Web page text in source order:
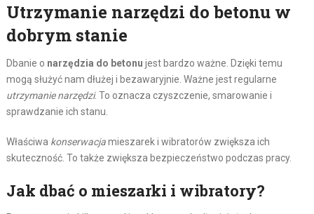
Utrzymanie narzędzi do betonu w
dobrym stanie
Dbanie o narzędzia do betonu jest bardzo ważne. Dzięki temu
mogą służyć nam dłużej i bezawaryjnie. Ważne jest regularne
utrzymanie narzędzi. To oznacza czyszczenie, smarowanie i
sprawdzanie ich stanu.
Właściwa konserwacjamieszarek i wibratorów zwiększa ich
skuteczność. To także zwiększa bezpieczeństwo podczas pracy.
Jak dbać o mieszarki i wibratory?